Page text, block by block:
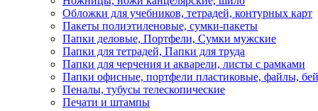
Обложки для учебников, тетрадей, контурных карт
Пакеты полиэтиленовые, сумки-пакеты
Папки деловые, Портфели, Сумки мужские
Папки для тетрадей, Папки для труда
Папки для черчения и акварели, листы с рамками
Папки офисные, портфели пластиковые, файлы,
Пеналы, тубусы телескопические
Печати и штампы